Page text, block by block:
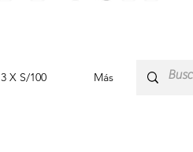
3 X S/100 Más